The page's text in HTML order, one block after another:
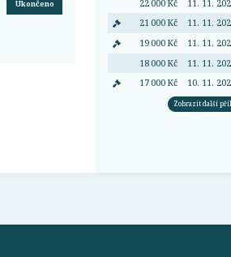
Ukončeno
22 000 Kč
11. 11.
21 000 Kč
11. 11.
19 000 Kč
11. 11.
18 000 Kč
11. 11.
17 000 Kč
10. 11.
Zobrazit další